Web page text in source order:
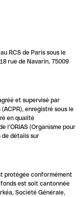
RCS de Paris sous le
rue de Navarin, 75009
et supervisé par
enregistré sous le
en qualité
l’ORIAS (Organisme pour
de détails sur
protégée conformément
est soit cantonnée
Société Générale,